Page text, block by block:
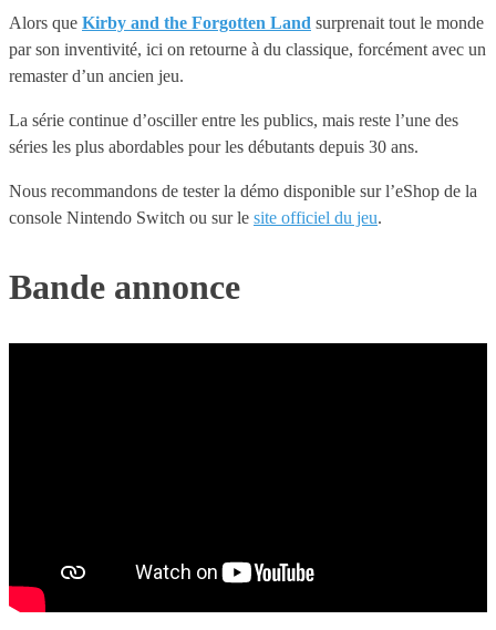
Alors que Kirby and the Forgotten Land surprenait tout le monde
par son inventivité, ici on retourne à du classique, forcément avec un
remaster d’un ancien jeu.
La série continue d’osciller entre les publics, mais reste l’une des
séries les plus abordables pour les débutants depuis 30 ans.
Nous recommandons de tester la démo disponible sur l’eShop de la
console Nintendo Switch ou sur le site officiel du jeu.
Bande annonce